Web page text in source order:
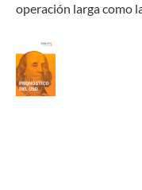
operación larga como